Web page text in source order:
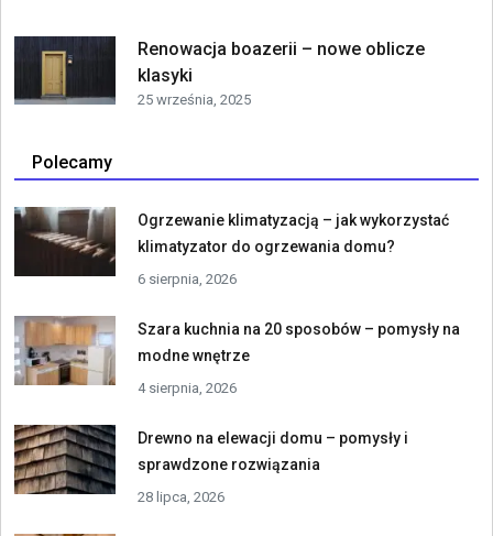
Renowacja boazerii – nowe oblicze
klasyki
25 września, 2025
Polecamy
Ogrzewanie klimatyzacją – jak wykorzystać
klimatyzator do ogrzewania domu?
6 sierpnia, 2026
Szara kuchnia na 20 sposobów – pomysły na
modne wnętrze
4 sierpnia, 2026
Drewno na elewacji domu – pomysły i
sprawdzone rozwiązania
28 lipca, 2026